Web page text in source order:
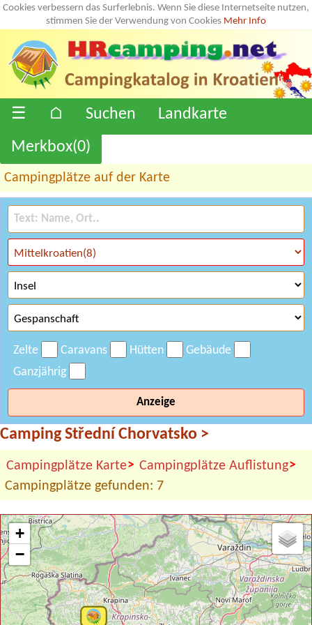
Cookies verbessern das Surferlebnis. Wenn Sie diese Internetseite nutzen,
stimmen Sie der Verwendung von Cookies Mehr Info
☰ ⌂ Suchen
Landkarte
Merkbox(0)
Campingplätze auf der Karte
Zelte Caravans Hütten
Gebäude
Ganzjährig
Anzeige
Camping Střední Chorvatsko >
Campingplätze Karte> Campingplätze Auflistung>
Campingplätze gefunden: 7
+
−